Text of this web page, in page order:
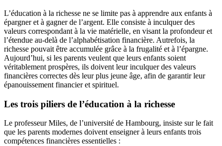
L’éducation à la richesse ne se limite pas à apprendre aux enfants à
épargner et à gagner de l’argent. Elle consiste à inculquer des
valeurs correspondant à la vie matérielle, en visant la profondeur et
l’étendue au-delà de l’alphabétisation financière. Autrefois, la
richesse pouvait être accumulée grâce à la frugalité et à l’épargne.
Aujourd’hui, si les parents veulent que leurs enfants soient
véritablement prospères, ils doivent leur inculquer des valeurs
financières correctes dès leur plus jeune âge, afin de garantir leur
épanouissement financier et spirituel.
Les trois piliers de l’éducation à la richesse
Le professeur Miles, de l’université de Hambourg, insiste sur le fait
que les parents modernes doivent enseigner à leurs enfants trois
compétences financières essentielles :